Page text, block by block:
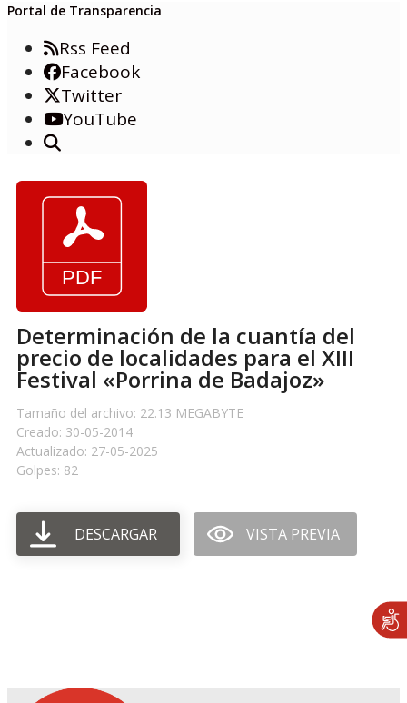
Portal de Transparencia
Rss Feed
Facebook
Twitter
YouTube
Determinación de la cuantía del
precio de localidades para el XIII
Festival «Porrina de Badajoz»
Tamaño del archivo: 22.13 MEGABYTE
Creado: 30-05-2014
Actualizado: 27-05-2025
Golpes: 82
DESCARGAR VISTA PREVIA